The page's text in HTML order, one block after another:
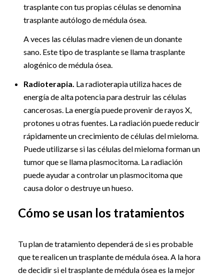
trasplante con tus propias células se denomina
trasplante autólogo de médula ósea.
A veces las células madre vienen de un donante
sano. Este tipo de trasplante se llama trasplante
alogénico de médula ósea.
Radioterapia. La radioterapia utiliza haces de
energía de alta potencia para destruir las células
cancerosas. La energía puede provenir de rayos X,
protones u otras fuentes. La radiación puede reducir
rápidamente un crecimiento de células del mieloma.
Puede utilizarse si las células del mieloma forman un
tumor que se llama plasmocitoma. La radiación
puede ayudar a controlar un plasmocitoma que
causa dolor o destruye un hueso.
Cómo se usan los tratamientos
Tu plan de tratamiento dependerá de si es probable
que te realicen un trasplante de médula ósea. A la hora
de decidir si el trasplante de médula ósea es la mejor